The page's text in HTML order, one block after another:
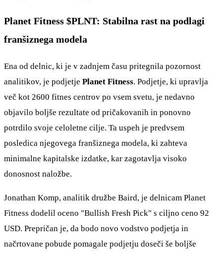
Planet Fitness $PLNT: Stabilna rast na podlagi
franšiznega modela
Ena od delnic, ki je v zadnjem času pritegnila pozornost
analitikov, je podjetje Planet Fitness. Podjetje, ki upravlja
več kot 2600 fitnes centrov po vsem svetu, je nedavno
objavilo boljše rezultate od pričakovanih in ponovno
potrdilo svoje celoletne cilje. Ta uspeh je predvsem
posledica njegovega franšiznega modela, ki zahteva
minimalne kapitalske izdatke, kar zagotavlja visoko
donosnost naložbe.
Jonathan Komp, analitik družbe Baird, je delnicam Planet
Fitness dodelil oceno "Bullish Fresh Pick" s ciljno ceno 92
USD. Prepričan je, da bodo novo vodstvo podjetja in
načrtovane pobude pomagale podjetju doseči še boljše